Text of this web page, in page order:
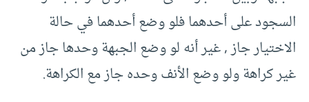
السجود على أحدهما فلو وضع أحدهما في حالة
الاختيار جاز , غير أنه لو وضع الجبهة وحدها جاز من
غير كراهة ولو وضع الأنف وحده جاز مع الكراهة.